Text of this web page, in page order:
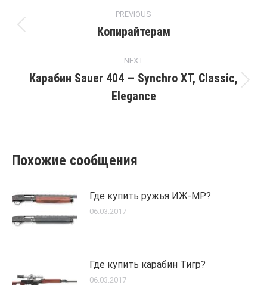
navigation
PREVIOUS
Previous
Копирайтерам
NEXT
Next
post:
Карабин Sauer 404 — Synchro XT, Classic,
Elegance
Похожие сообщения
Где купить ружья ИЖ-МР?
06.03.2017
Где купить карабин Тигр?
06.03.2017